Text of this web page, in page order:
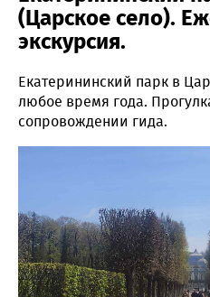
(Царское село).
экскурсия.
Екатерининский парк в
любое время года.
сопровождении гида.